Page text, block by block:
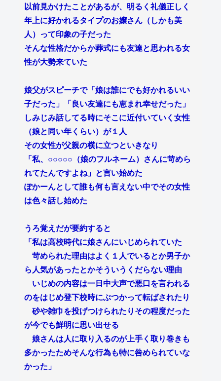
以前見かけたことがあるが、明るく礼儀正しく
年上に好かれるタイプのお嬢さん（しかも美
人）って印象の子だった
そんな性格だからか葬式にも友達と思われる女
性が大勢来ていた
娘父がスピーチで「娘は誰にでも好かれるいい
子だった」「良い友達にも恵まれ幸せだった」
しみじみ話してる時にそこに近付いていく女性
（娘と同い年くらい）が１人
その女性が父親の横に立つといきなり
「私、○○○○○（娘のフルネーム）さんに苛めら
れてたんですよね」と言い始めた
ぽかーんとして誰も何も言えない中でその女性
は色々話し始めた
うろ覚えだが要約すると
「私は高校時代に娘さんにいじめられていた
苛められた理由はよく１人でいるとか男子か
ら人気があったとかそういうくだらない理由
いじめの内容は一日中大声で悪口を言われる
のをはじめ登下校時にぶつかって転ばされたり
砂や雑巾を投げつけられたりその程度だった
が今でも鮮明に思い出せる
娘さんは人に取り入るのが上手く取り巻きも
多かったためそんな行為も特に咎められていな
かった」